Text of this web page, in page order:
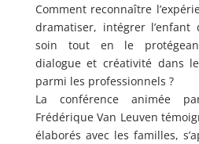
Comment reconnaître
dramatiser, intégrer
soin tout en le
dialogue et créativité dans
parmi les professionnels ?
La conférence animée
Frédérique Van Leuven
élaborés avec les familles,